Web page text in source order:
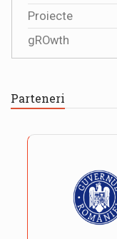
Proiecte
gROwth
Parteneri